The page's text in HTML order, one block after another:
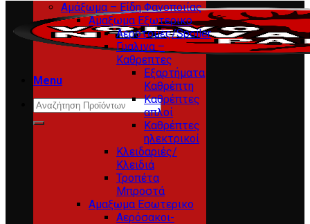
Menu
Search
for:
Αμάξωμα – Είδη Φανοποιίας
Αμαξωμα Εξωτερικο
Αεροτομές/Spoiler
Γυαλινα –
Καθρεπτες
Εξαρτήματα
Καθρέπτη
Καθρέπτες
απλοί
Καθρέπτες
ηλεκτρικοί
Κλειδαριές/
Κλειδιά
Τροπέτα
Μπροστά
Αμαξωμα Εσωτερικο
Αερόσακοι-